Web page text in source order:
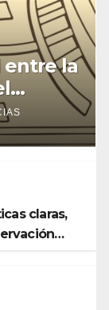
la
claras,